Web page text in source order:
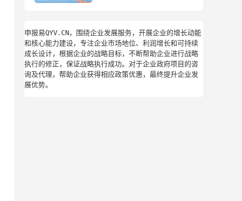
申报易QYV.CN，围绕企业发展服务，开展企业的增长动能
和核心能力建设，专注企业市场地位、利润增长和可持续
成长设计，根据企业的战略目标，不断帮助企业进行战略
执行的修正，保证战略执行成功。对于企业政府项目的咨
询及代理，帮助企业获得相应政策优惠，最终提升企业发
展优势。